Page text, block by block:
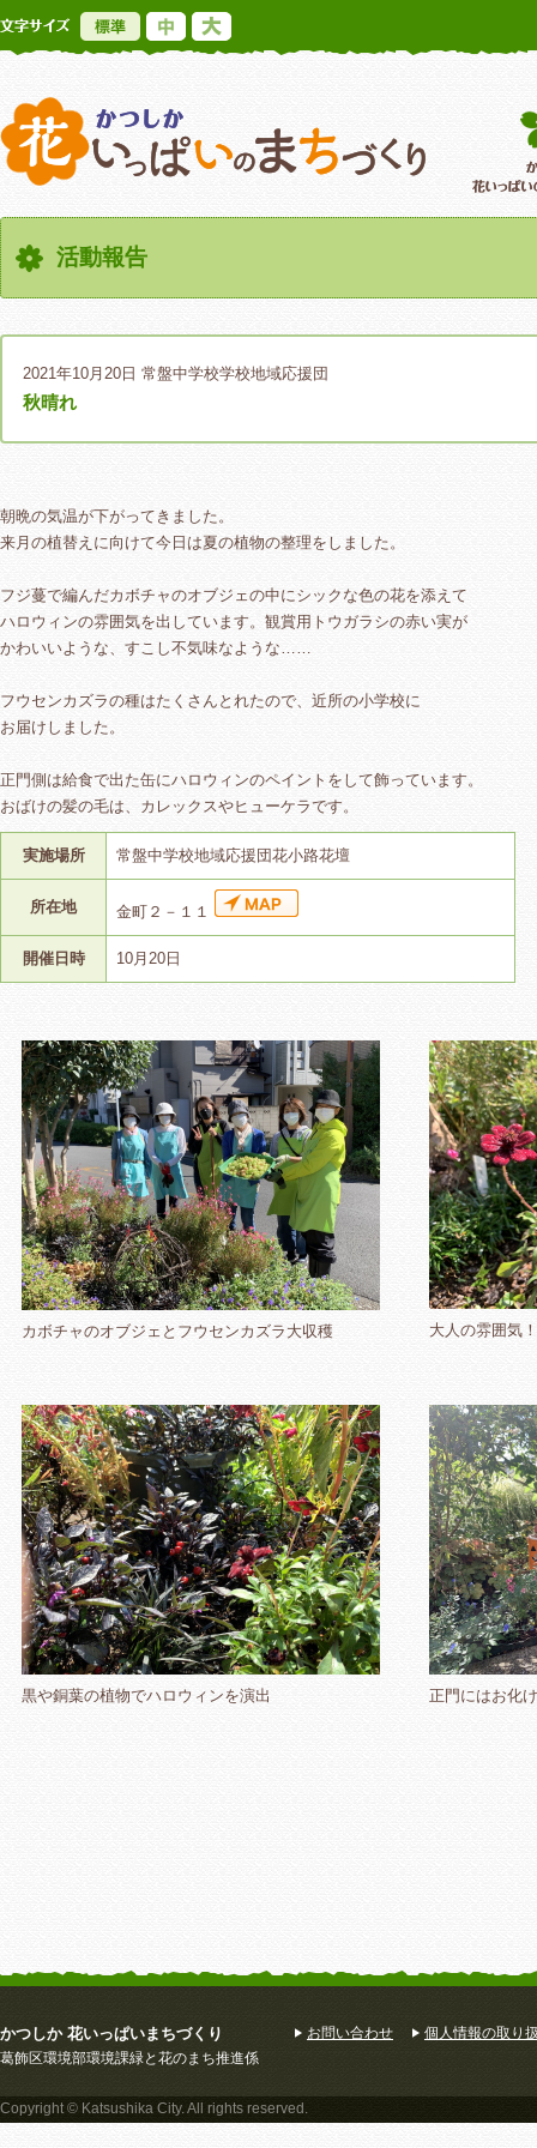
標準
かつしか花い
活動報告
2021年10月20日 常盤中学校学校地域応援団
秋晴れ
朝晩の気温が下がってきました。
来月の植替えに向けて今日は夏の植物の整理をしました。
フジ蔓で編んだカボチャのオブジェの中にシックな色の花を添えて
ハロウィンの雰囲気を出しています。観賞用トウガラシの赤い実が
かわいいような、すこし不気味なような……
フウセンカズラの種はたくさんとれたので、近所の小学校に
お届けしました。
正門側は給食で出た缶にハロウィンのペイントをして飾っています。
おばけの髪の毛は、カレックスやヒューケラです。
実施場所 常盤中学校地域応援団花小路花壇
所在地 金町２－１１
開催日時 10月20日
カボチャのオブジェとフウセンカズラ大収穫 大人の雰囲気
黒や銅葉の植物でハロウィンを演出 正門にはお化
かつしか 花いっぱいまちづくり
葛飾区環境部環境課緑と花のまち推進係
お問い合わせ 個人情報の取り
Copyright © Katsushika City. All rights reserved.